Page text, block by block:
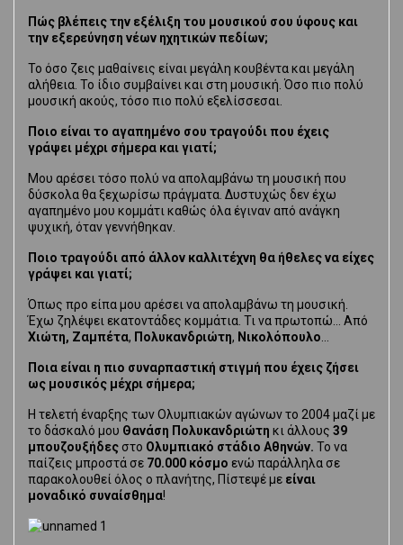
Πώς βλέπεις την εξέλιξη του μουσικού σου ύφους και
την εξερεύνηση νέων ηχητικών πεδίων;
Το όσο ζεις μαθαίνεις είναι μεγάλη κουβέντα και μεγάλη
αλήθεια. Το ίδιο συμβαίνει και στη μουσική. Όσο πιο πολύ
μουσική ακούς, τόσο πιο πολύ εξελίσσεσαι.
Ποιο είναι το αγαπημένο σου τραγούδι που έχεις
γράψει μέχρι σήμερα και γιατί;
Μου αρέσει τόσο πολύ να απολαμβάνω τη μουσική που
δύσκολα θα ξεχωρίσω πράγματα. Δυστυχώς δεν έχω
αγαπημένο μου κομμάτι καθώς όλα έγιναν από ανάγκη
ψυχική, όταν γεννήθηκαν.
Ποιο τραγούδι από άλλον καλλιτέχνη θα ήθελες να είχες
γράψει και γιατί;
Όπως προ είπα μου αρέσει να απολαμβάνω τη μουσική.
Έχω ζηλέψει εκατοντάδες κομμάτια. Τι να πρωτοπώ… Από
Χιώτη, Ζαμπέτα, Πολυκανδριώτη, Νικολόπουλο…
Ποια είναι η πιο συναρπαστική στιγμή που έχεις ζήσει
ως μουσικός μέχρι σήμερα;
Η τελετή έναρξης των Ολυμπιακών αγώνων το 2004 μαζί με
το δάσκαλό μου Θανάση Πολυκανδριώτη κι άλλους 39
μπουζουξήδεςστο Ολυμπιακό στάδιο Αθηνών. Το να
παίζεις μπροστά σε 70.000 κόσμο ενώ παράλληλα σε
παρακολουθεί όλος ο πλανήτης, Πίστεψέ με είναι
μοναδικό συναίσθημα!